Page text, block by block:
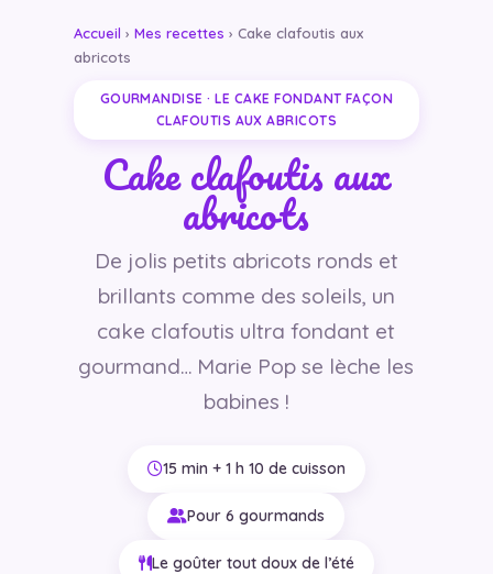
Accueil › Mes recettes › Cake clafoutis aux
abricots
GOURMANDISE · LE CAKE FONDANT FAÇON
CLAFOUTIS AUX ABRICOTS
Cake clafoutis aux
abricots
De jolis petits abricots ronds et
brillants comme des soleils, un
cake clafoutis ultra fondant et
gourmand… Marie Pop se lèche les
babines !
15 min + 1 h 10 de cuisson
Pour 6 gourmands
Le goûter tout doux de l’été